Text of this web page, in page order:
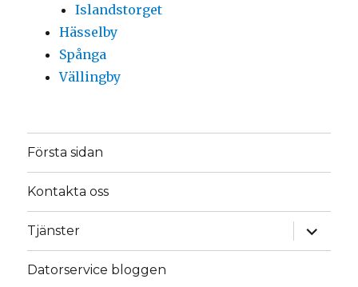
Islandstorget
Hässelby
Spånga
Vällingby
Första sidan
Kontakta oss
Tjänster
Datorservice bloggen